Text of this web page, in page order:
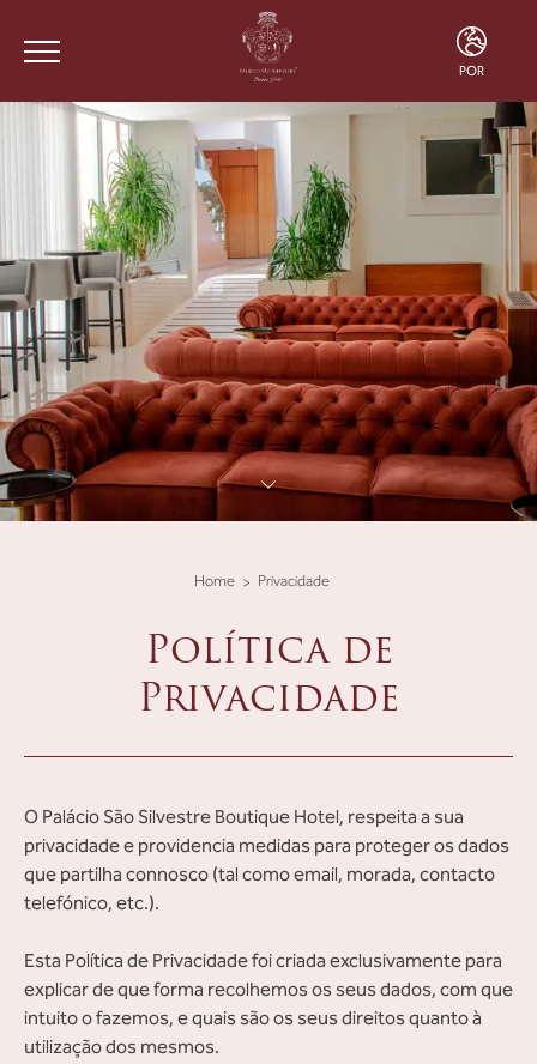
POR
FRA
POR
Home Privacidade
Política de
Privacidade
O Palácio São Silvestre Boutique Hotel, respeita a sua
privacidade e providencia medidas para proteger os dados
que partilha connosco (tal como email, morada, contacto
telefónico, etc.).
Esta Política de Privacidade foi criada exclusivamente para
explicar de que forma recolhemos os seus dados, com que
intuito o fazemos, e quais são os seus direitos quanto à
utilização dos mesmos.